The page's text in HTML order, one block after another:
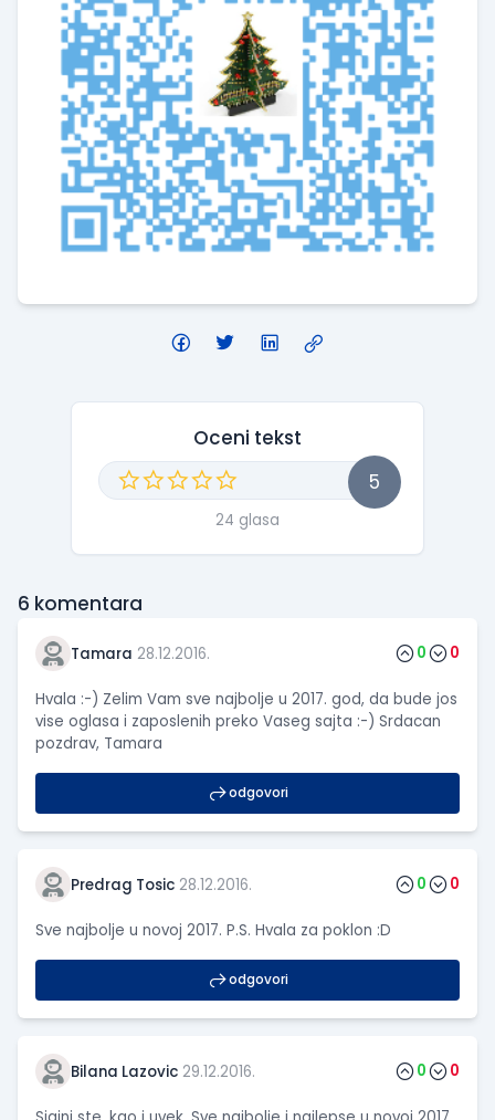
Oceni tekst
5
24 glasa
6 komentara
Tamara 28.12.2016. 0 0
Hvala :-) Zelim Vam sve najbolje u 2017. god, da bude jos
vise oglasa i zaposlenih preko Vaseg sajta :-) Srdacan
pozdrav, Tamara
odgovori
Predrag Tosic 28.12.2016. 0 0
Sve najbolje u novoj 2017. P.S. Hvala za poklon :D
odgovori
Bilana Lazovic 29.12.2016. 0 0